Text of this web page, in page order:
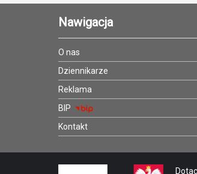
Nawigacja
O nas
Dziennikarze
Reklama
BIP
Kontakt